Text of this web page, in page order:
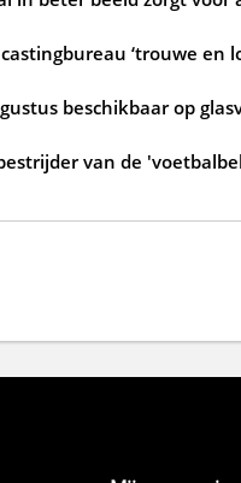
‘trouwe en
beschikbaar op
van de